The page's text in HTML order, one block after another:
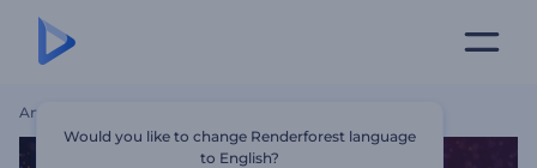
Ana Sayfa
Would you like to change Renderforest language
to English?